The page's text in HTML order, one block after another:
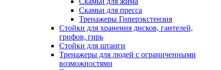
Скамьи для пресса
Тренажеры Гиперэкстензия
Стойки для хранения дисков, гантелей,
грифов, гирь
Стойки для штанги
Тренажеры для людей с ограниченными
возможностями